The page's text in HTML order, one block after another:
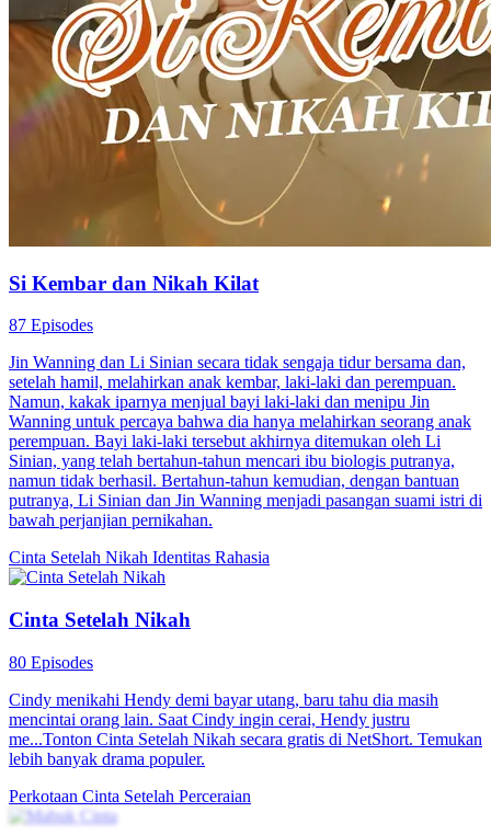
Sudah Jelas Tidak Suka
80 Episodes
Setelah cinta pertamanya pergi, Arif menikahi artis kelas tiga, Indah
untuk meredam desakan menikah. Setelah kontrak nikah tiga tahun
selesai, cinta pertamanya kembali. Indah akan pergi, tapi ia
dinyatakan terkena kanker. Arif baru sadar kalau dia cinta pada
Indah. Dimulailah drama tarik menarik akibat dari salah paham.
Cinta Setelah PernikahanRomansaRomansa Urban